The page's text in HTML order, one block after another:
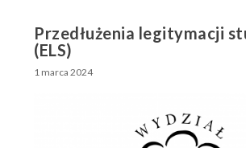
Przedłużenia legitymacji
(ELS)
1 marca 2024